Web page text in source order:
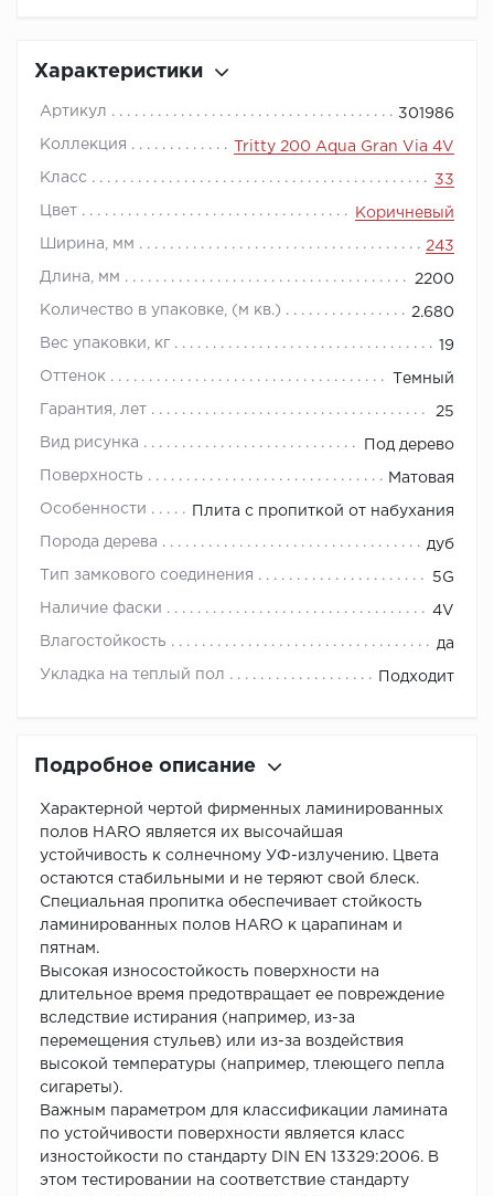
Характеристики
Артикул 301986
Коллекция Tritty 200 Aqua Gran Via 4V
Класс 33
Цвет Коричневый
Ширина, мм 243
Длина, мм 2200
Количество в упаковке, (м кв.) 2.680
Вес упаковки, кг 19
Оттенок Темный
Гарантия, лет 25
Вид рисунка Под дерево
Поверхность Матовая
Особенности Плита с пропиткой от набухания
Порода дерева дуб
Тип замкового соединения 5G
Наличие фаски 4V
Влагостойкость да
Укладка на теплый пол Подходит
Подробное описание
Характерной чертой фирменных ламинированных
полов HARO является их высочайшая
устойчивость к солнечному УФ-излучению. Цвета
остаются стабильными и не теряют свой блеск.
Специальная пропитка обеспечивает стойкость
ламинированных полов HARO к царапинам и
пятнам.
Высокая износостойкость поверхности на
длительное время предотвращает ее повреждение
вследствие истирания (например, из-за
перемещения стульев) или из-за воздействия
высокой температуры (например, тлеющего пепла
сигареты).
Важным параметром для классификации ламината
по устойчивости поверхности является класс
изностойкости по стандарту DIN EN 13329:2006. В
этом тестировании на соответствие стандарту